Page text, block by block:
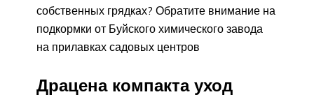
собственных грядках? Обратите внимание на
подкормки от Буйского химического завода
на прилавках садовых центров
Драцена компакта уход